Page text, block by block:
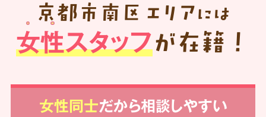
京都市南区 エリア には
女性スタッフが在籍！
女性同士だから相談しやすい